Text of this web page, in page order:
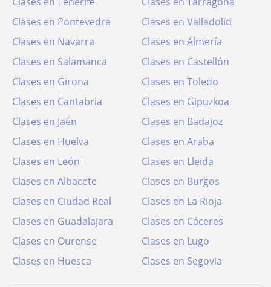
Clases en Pontevedra
Clases en Valladolid
Clases en Navarra
Clases en Almería
Clases en Salamanca
Clases en Castellón
Clases en Girona
Clases en Toledo
Clases en Cantabria
Clases en Gipuzkoa
Clases en Jaén
Clases en Badajoz
Clases en Huelva
Clases en Araba
Clases en León
Clases en Lleida
Clases en Albacete
Clases en Burgos
Clases en Ciudad Real
Clases en La Rioja
Clases en Guadalajara
Clases en Cáceres
Clases en Ourense
Clases en Lugo
Clases en Huesca
Clases en Segovia